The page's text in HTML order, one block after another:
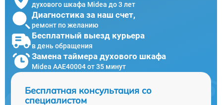
духового шкафа Midea до 3 лет
Диагностика за наш счет,
ремонт по желанию
Бесплатный выезд курьера
в день обращения
Замена таймера духового шкафа
Midea AAE40004 от 35 минут
Бесплатная консультация со
специалистом